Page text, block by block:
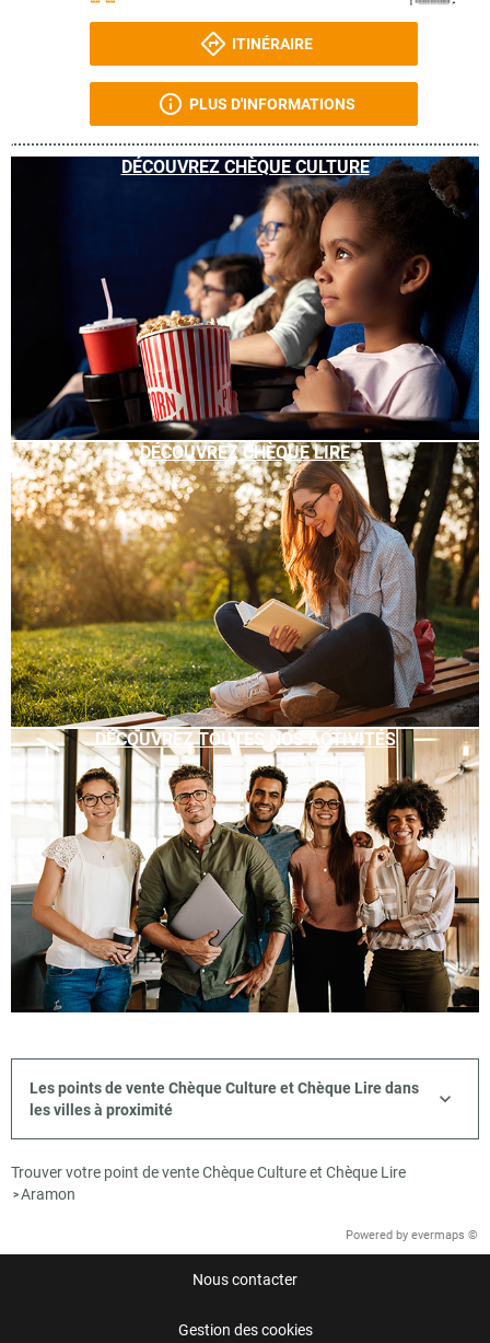
ITINÉRAIRE
PLUS D'INFORMATIONS
DÉCOUVREZ CHÈQUE CULTURE
DÉCOUVREZ CHÈQUE LIRE
DÉCOUVREZ TOUTES NOS ACTIVITÉS
Les points de vente Chèque Culture et Chèque Lire dans
les villes à proximité
Trouver votre point de vente Chèque Culture et Chèque Lire
>Aramon
Powered by evermaps ©
Nous contacter
Gestion des cookies